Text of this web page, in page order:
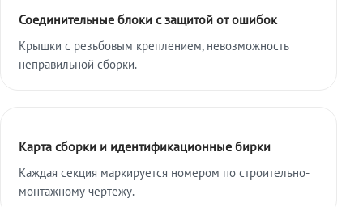
Соединительные блоки с защитой от ошибок
Крышки с резьбовым креплением, невозможность
неправильной сборки.
Карта сборки и идентификационные бирки
Каждая секция маркируется номером по строительно-
монтажному чертежу.